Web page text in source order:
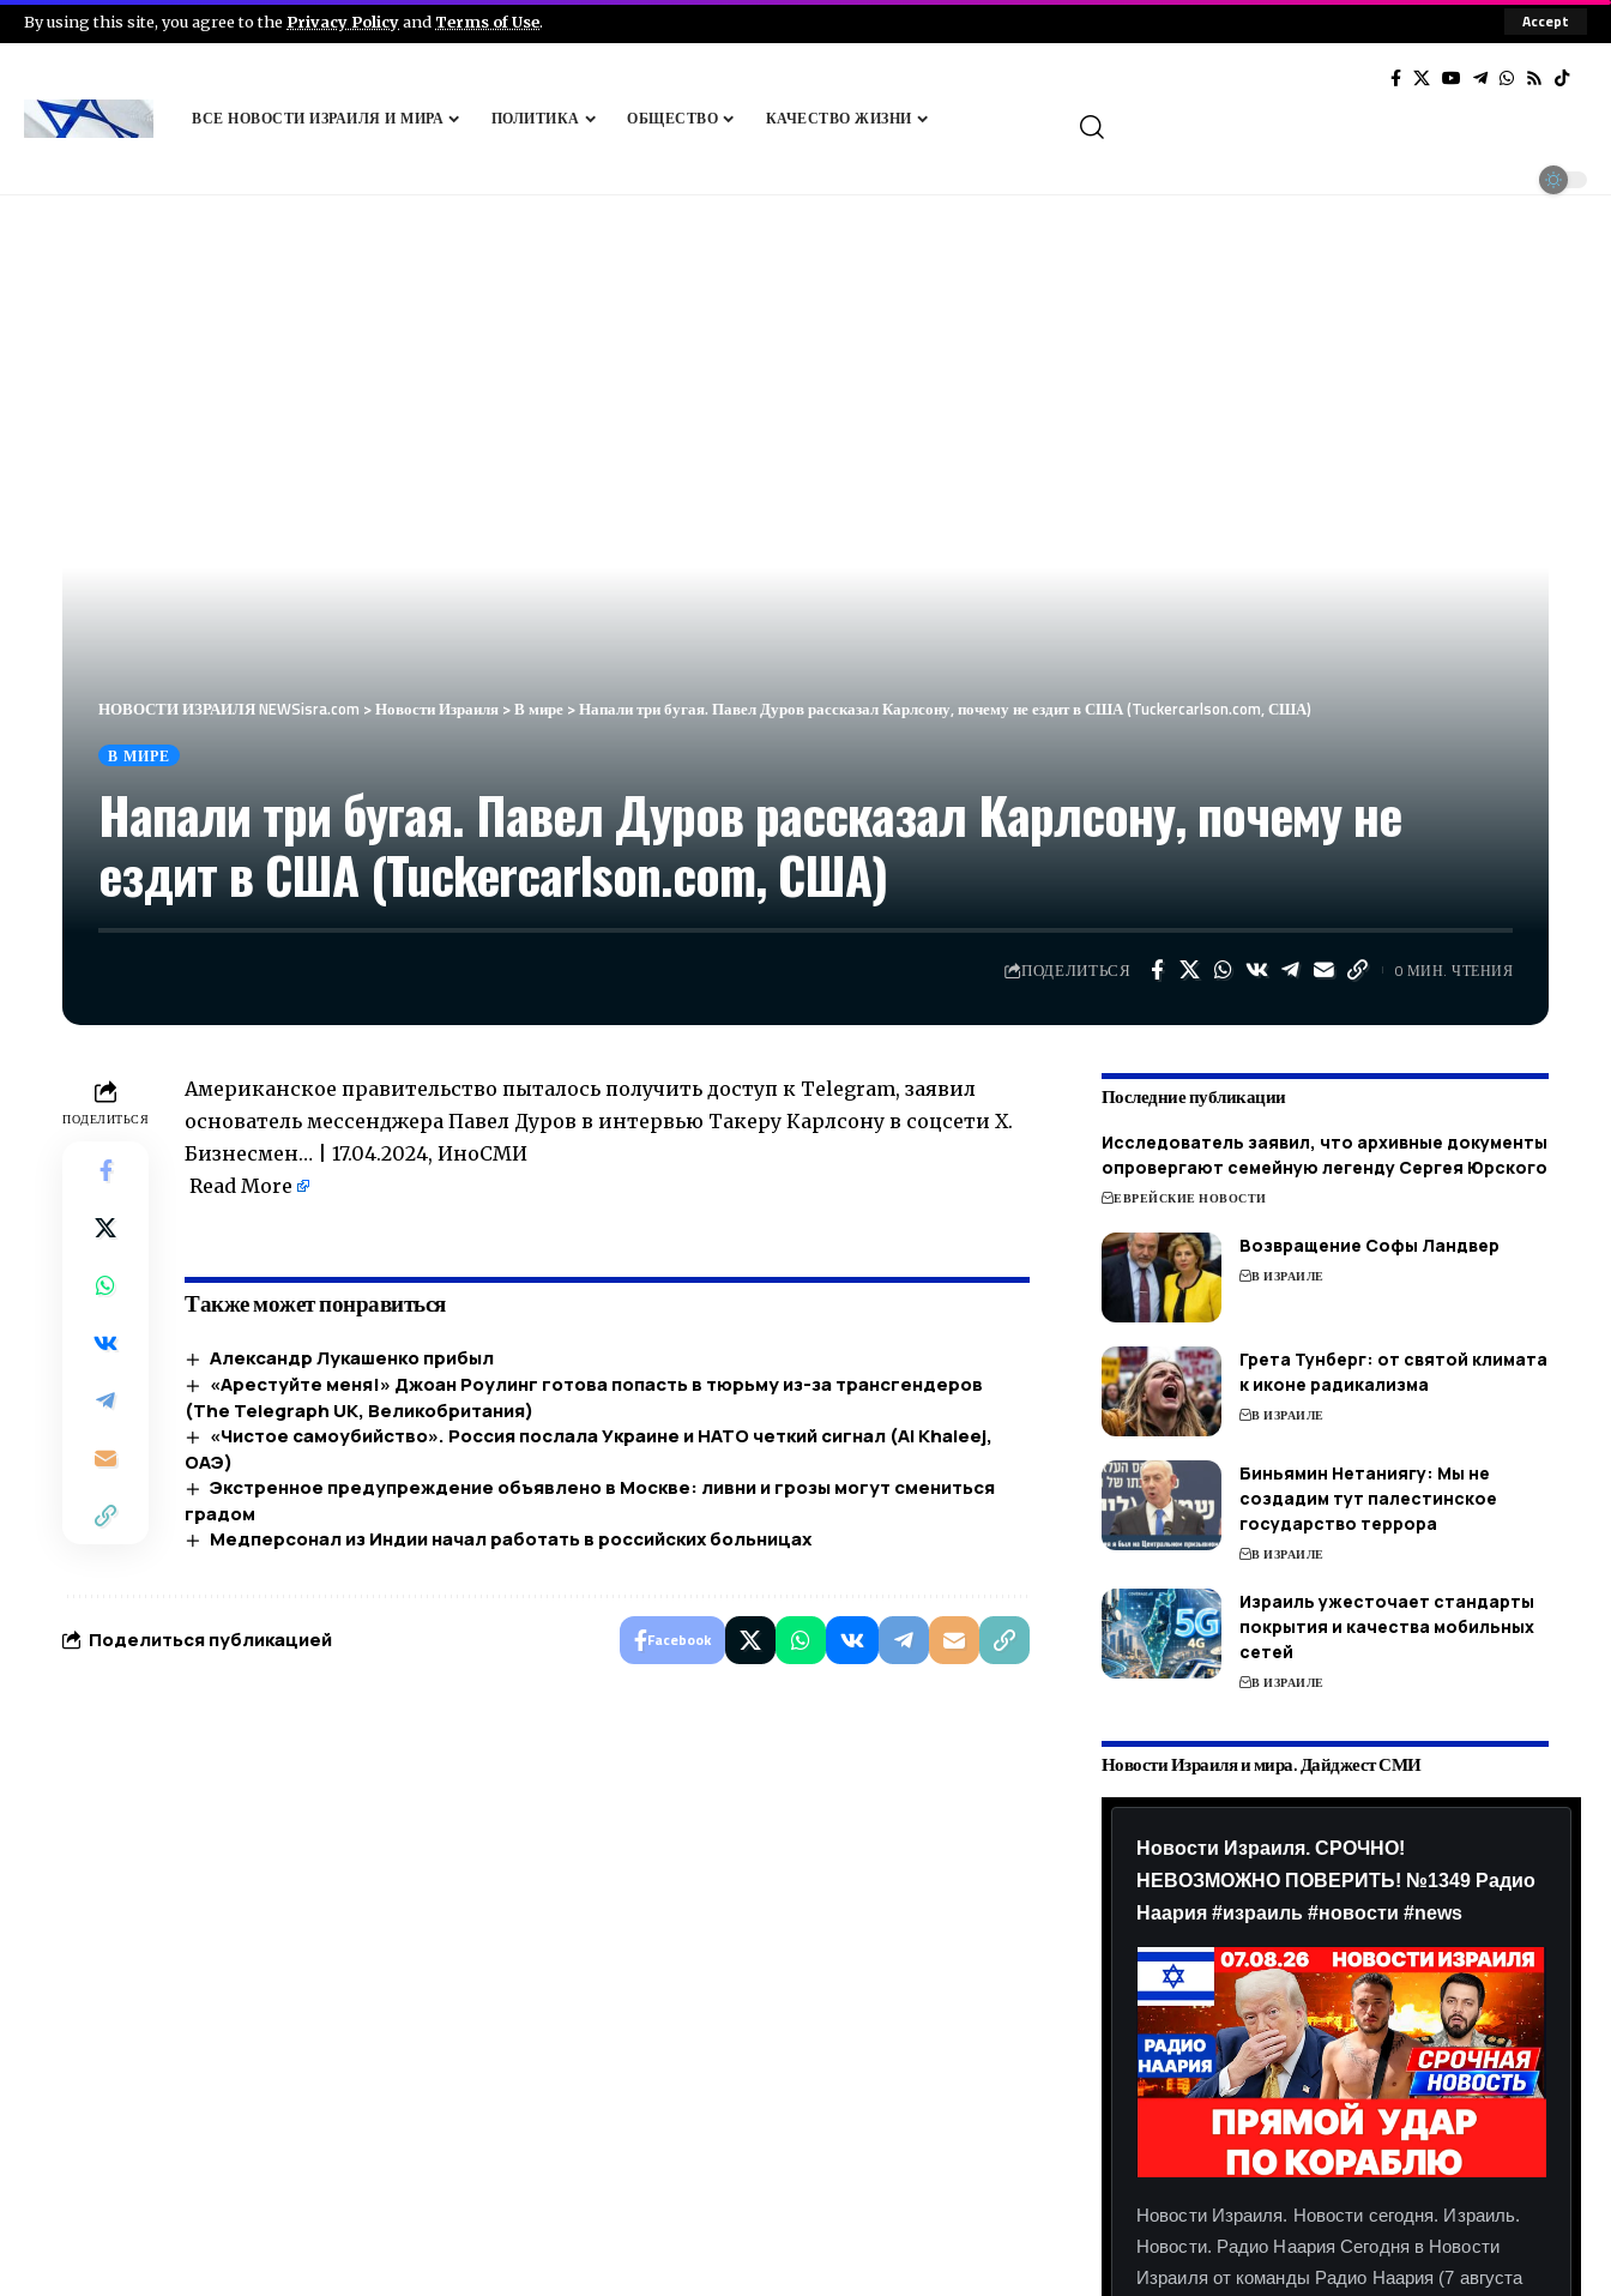
By using this site, you agree to the Privacy Policyand Terms of Use. Accept
ВСЕ НОВОСТИ ИЗРАИЛЯ И МИРА ПОЛИТИКА ОБЩЕСТВО КАЧЕСТВО ЖИЗНИ
НОВОСТИ ИЗРАИЛЯ NEWSisra.com >Новости Израиля >В мире >Напали три бугая. Павел Дуров рассказал Карлсону, почему не ездит в США (Tuckercarlson.com, США)
В МИРЕ
Напали три бугая. Павел Дуров рассказал Карлсону, почему не
ездит в США (Tuckercarlson.com, США)
ПОДЕЛИТЬСЯ 0 МИН. ЧТЕНИЯ
ПОДЕЛИТЬСЯ
Американское правительство пыталось получить доступ к Telegram, заявил
основатель мессенджера Павел Дуров в интервью Такеру Карлсону в соцсети Х.
Бизнесмен… | 17.04.2024, ИноСМИ
Read More
Также может понравиться
Александр Лукашенко прибыл
«Арестуйте меня!» Джоан Роулинг готова попасть в тюрьму из-за трансгендеров
(The Telegraph UK, Великобритания)
«Чистое самоубийство». Россия послала Украине и НАТО четкий сигнал (Al Khaleej,
ОАЭ)
Экстренное предупреждение объявлено в Москве: ливни и грозы могут смениться
градом
Медперсонал из Индии начал работать в российских больницах
Поделиться публикацией Facebook
Последние публикации
Исследователь заявил, что архивные документы
опровергают семейную легенду Сергея Юрского
ЕВРЕЙСКИЕ НОВОСТИ
Возвращение Софы Ландвер
В ИЗРАИЛЕ
Грета Тунберг: от святой климата
к иконе радикализма
В ИЗРАИЛЕ
Биньямин Нетаниягу: Мы не
создадим тут палестинское
государство террора
В ИЗРАИЛЕ
Израиль ужесточает стандарты
покрытия и качества мобильных
сетей
В ИЗРАИЛЕ
Новости Израиля и мира. Дайджест СМИ